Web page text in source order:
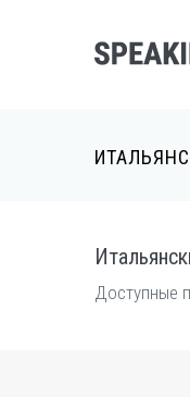
Доступные